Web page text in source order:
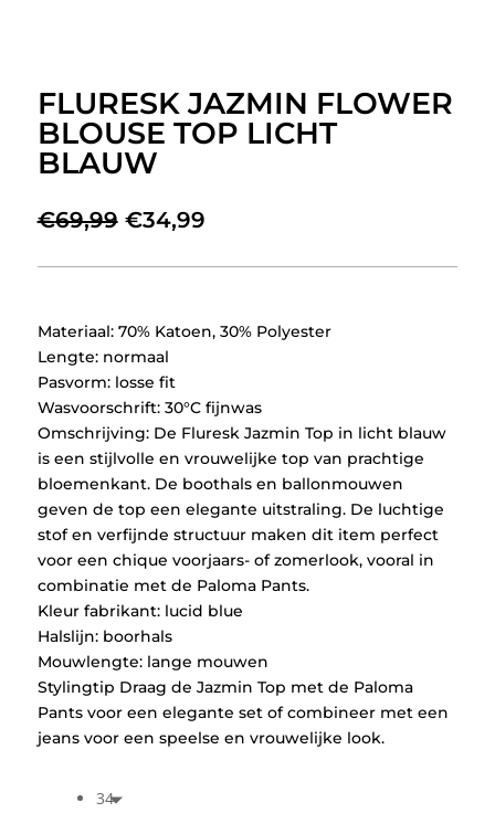
FLURESK JAZMIN FLOWER
BLOUSE TOP LICHT
BLAUW
€69,99 Oorspronkelijke
was:
€34,99Huidige
is:
Materiaal: 70% Katoen, 30% Polyester
Lengte: normaal
Pasvorm: losse fit
Wasvoorschrift: 30°C fijnwas
Omschrijving: De Fluresk Jazmin Top in licht blauw
is een stijlvolle en vrouwelijke top van prachtige
bloemenkant. De boothals en ballonmouwen
geven de top een elegante uitstraling. De luchtige
stof en verfijnde structuur maken dit item perfect
voor een chique voorjaars- of zomerlook, vooral in
combinatie met de Paloma Pants.
Kleur fabrikant: lucid blue
Halslijn: boorhals
Mouwlengte: lange mouwen
Stylingtip Draag de Jazmin Top met de Paloma
Pants voor een elegante set of combineer met een
jeans voor een speelse en vrouwelijke look.
34